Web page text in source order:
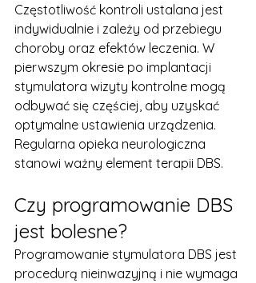
Częstotliwość kontroli ustalana jest
indywidualnie i zależy od przebiegu
choroby oraz efektów leczenia. W
pierwszym okresie po implantacji
stymulatora wizyty kontrolne mogą
odbywać się częściej, aby uzyskać
optymalne ustawienia urządzenia.
Regularna opieka neurologiczna
stanowi ważny element terapii DBS.
Czy programowanie DBS
jest bolesne?
Programowanie stymulatora DBS jest
procedurą nieinwazyjną i nie wymaga